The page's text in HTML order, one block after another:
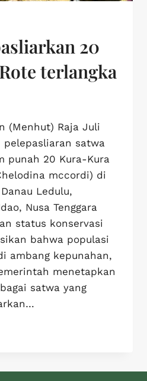
20
terlangka
(Menhut) Raja Juli
satwa
punah 20 Kura-Kura
mccordi) di
Ledulu,
Nusa Tenggara
status konservasi
bahwa populasi
ambang kepunahan,
menetapkan
satwa yang